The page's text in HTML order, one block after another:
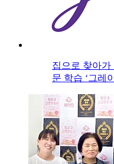
집으로 찾아
문 학습 ‘그레